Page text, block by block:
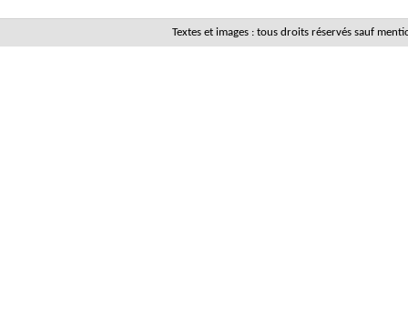
Textes et images : tous droits réservés sauf